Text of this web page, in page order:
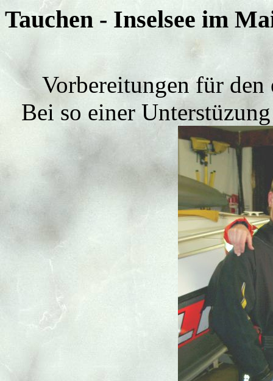
Tauchen - Inselsee im
Vorbereitungen für den
Bei so einer